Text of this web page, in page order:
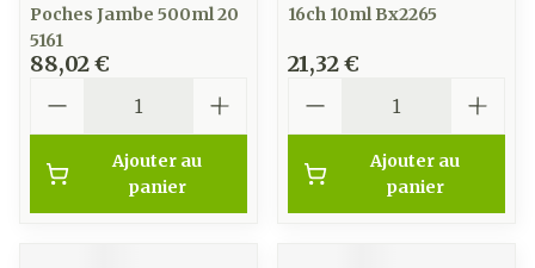
Poches Jambe 500ml 20
5161
88,02 €
Ajouter au
panier
16ch 10ml Bx2265
21,32 €
Ajouter au
panier